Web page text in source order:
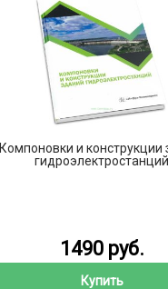
Компоновки и конструкции
гидроэлектростанций
1490 руб.
Купить